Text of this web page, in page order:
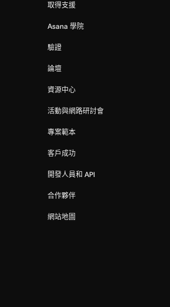
取得支援
Asana 學院
驗證
論壇
資源中心
活動與網路研討會
專案範本
客戶成功
開發人員和 API
合作夥伴
網站地圖